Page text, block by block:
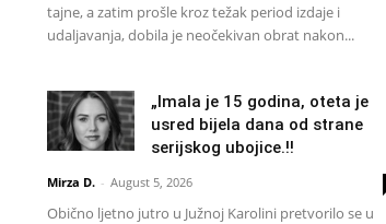
tajne, a zatim prošle kroz težak period izdaje i
udaljavanja, dobila je neočekivan obrat nakon...
„Imala je 15 godina, oteta je
usred bijela dana od strane
serijskog ubojice.!!
Mirza D. - August 5, 2026
Obično ljetno jutro u Južnoj Karolini pretvorilo se u